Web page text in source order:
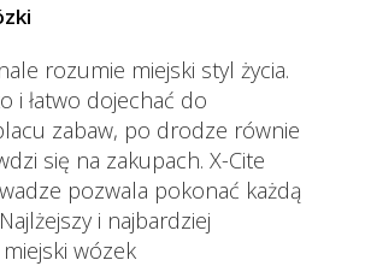
rozumie miejski styl życia.
i łatwo dojechać do
zabaw, po drodze równie
się na zakupach. X-Cite
pozwala pokonać każdą
i najbardziej
wózek